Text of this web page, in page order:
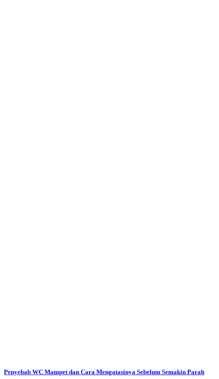
Penyebab WC Mampet dan Cara Mengatasinya Sebelum Semakin Parah